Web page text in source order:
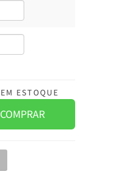
EM ESTOQUE
COMPRAR